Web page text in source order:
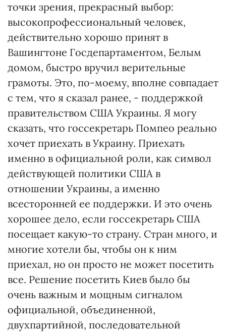
точки зрения, прекрасный выбор:
высокопрофессиональный человек,
действительно хорошо принят в
Вашингтоне Госдепартаментом, Белым
домом, быстро вручил верительные
грамоты. Это, по-моему, вполне совпадает
с тем, что я сказал ранее, - поддержкой
правительством США Украины. Я могу
сказать, что госсекретарь Помпео реально
хочет приехать в Украину. Приехать
именно в официальной роли, как символ
действующей политики США в
отношении Украины, а именно
всесторонней ее поддержки. И это очень
хорошее дело, если госсекретарь США
посещает какую-то страну. Стран много, и
многие хотели бы, чтобы он к ним
приехал, но он просто не может посетить
все. Решение посетить Киев было бы
очень важным и мощным сигналом
официальной, объединенной,
двухпартийной, последовательной